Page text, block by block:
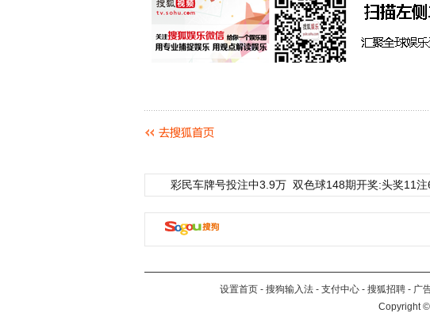
彩民车牌号投注中3.9万 双色球148期开奖:头奖11
设置首页 - 搜狗输入法 - 支付中心 - 搜狐招聘 - 广
Copyright©